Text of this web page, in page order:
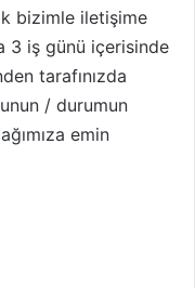
bizimle iletişime
3 iş günü içerisinde
tarafınızda
/ durumun
emin